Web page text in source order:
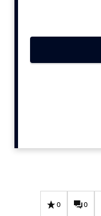
Contentmarketing
Effectiviteit
Gedragsverandering
0 0